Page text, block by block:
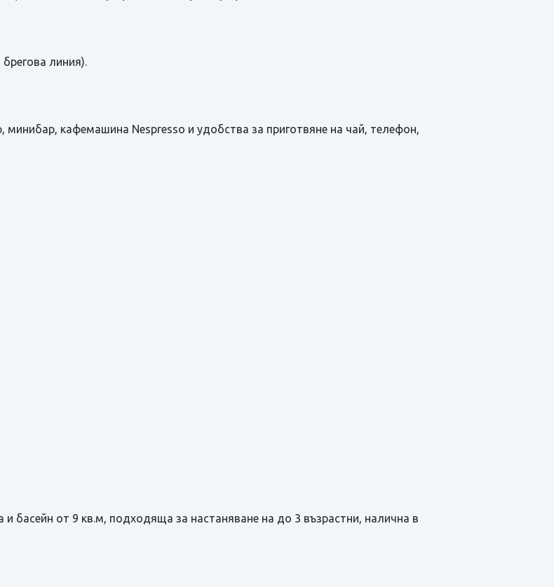
линия).
минибар, кафемашина Nespresso и удобства за приготвяне на чай, телефон,
басейн от 9 кв.м, подходяща за настаняване на до 3 възрастни, налична в